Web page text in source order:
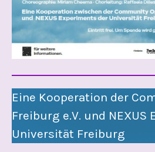
Eine Kooperation der
Freiburg e.V. und
Universität Freiburg